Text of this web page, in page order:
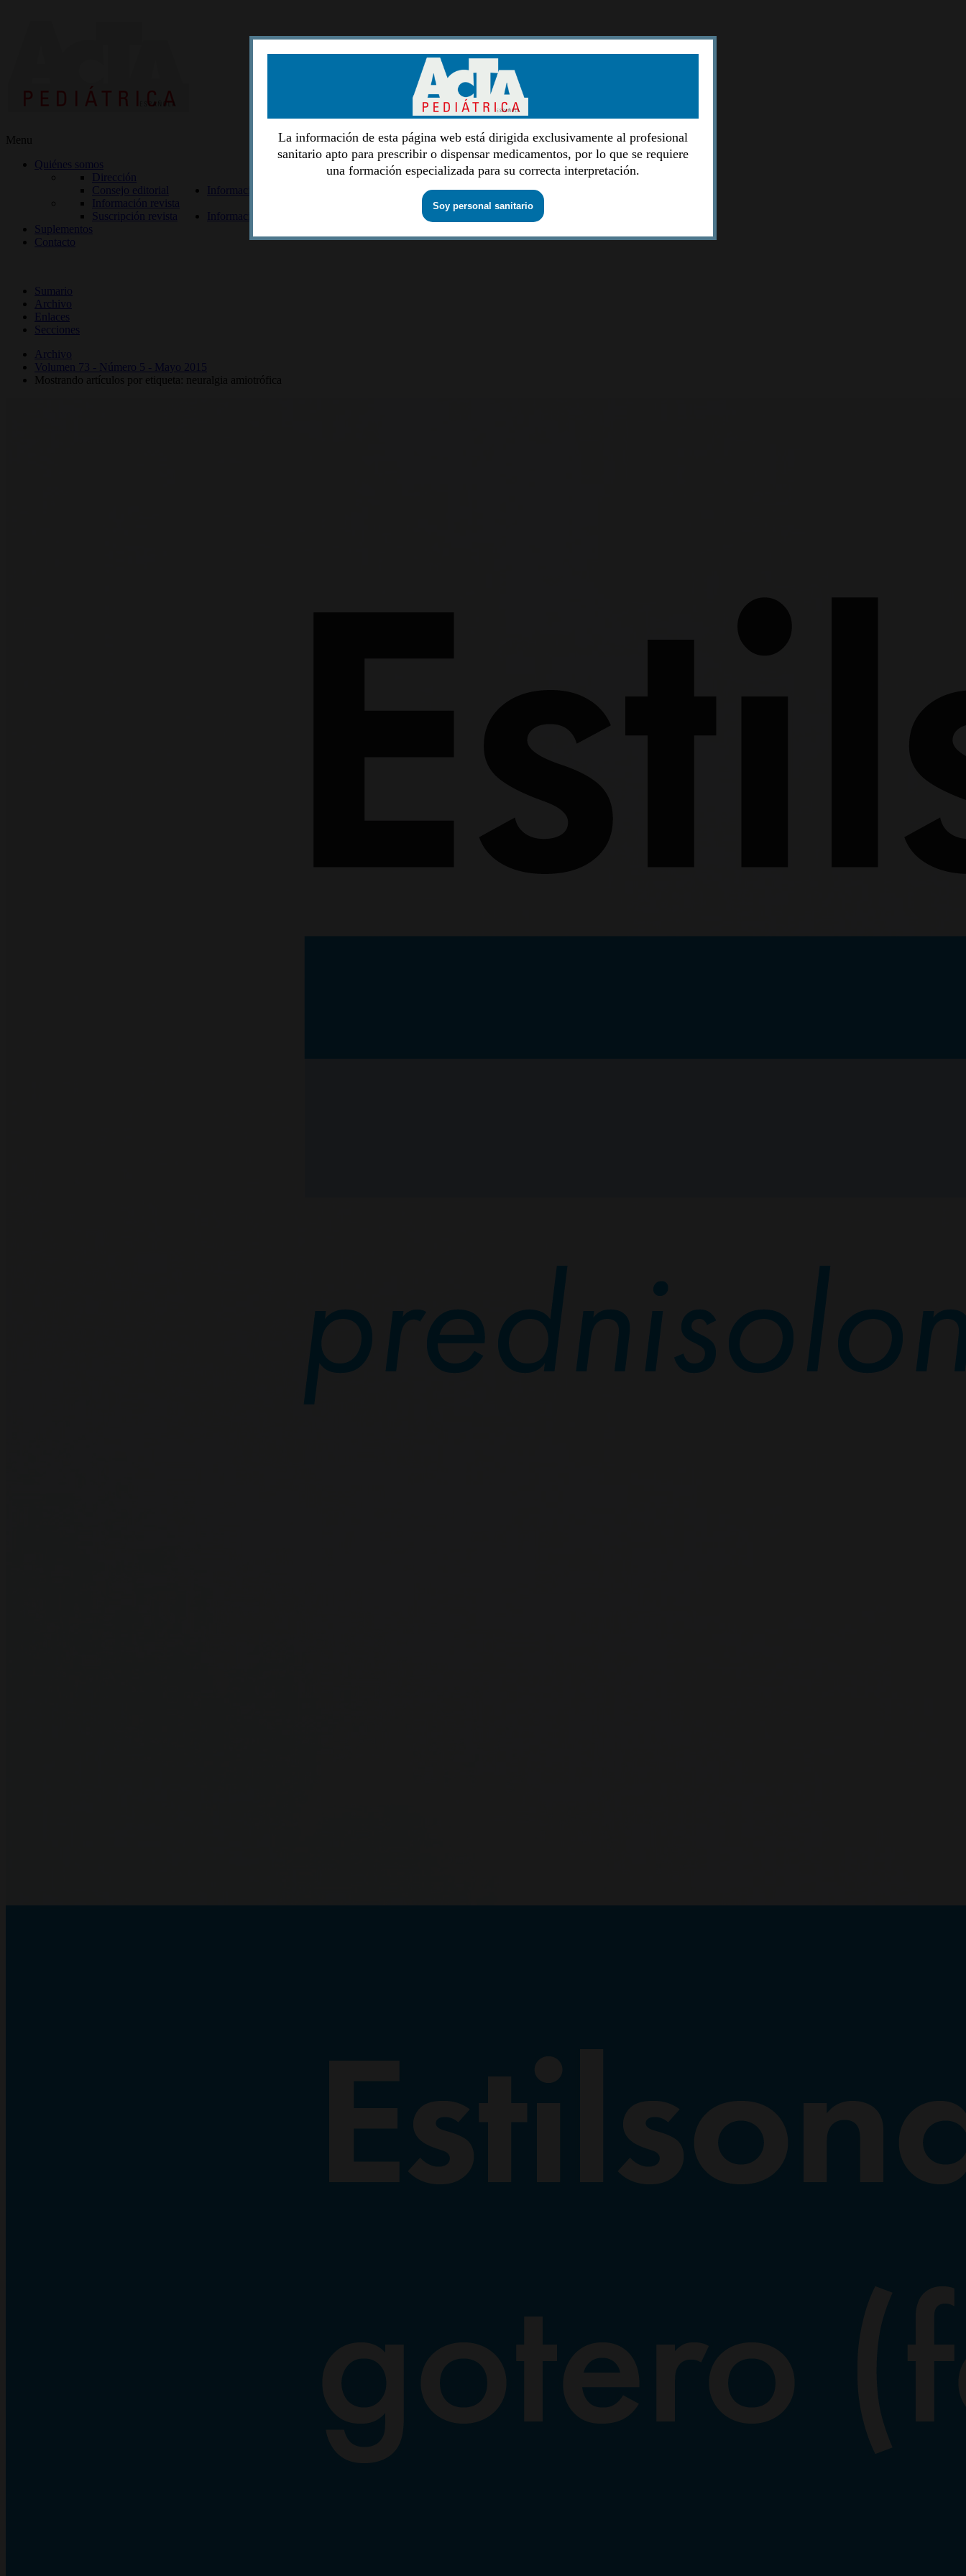
Menu
Quiénes somos
Dirección
Consejo editorial
Información lectores
Información revista
Suscripción revista
Información autores
Suplementos
Contacto
Sumario
Archivo
Enlaces
Secciones
Archivo
Volumen 73 - Número 5 - Mayo 2015
Mostrando artículos por etiqueta: neuralgia amiotrófica
La información de esta página web está dirigida exclusivamente al profesional
sanitario apto para prescribir o dispensar medicamentos, por lo que se requiere
una formación especializada para su correcta interpretación.
Soy personal sanitario